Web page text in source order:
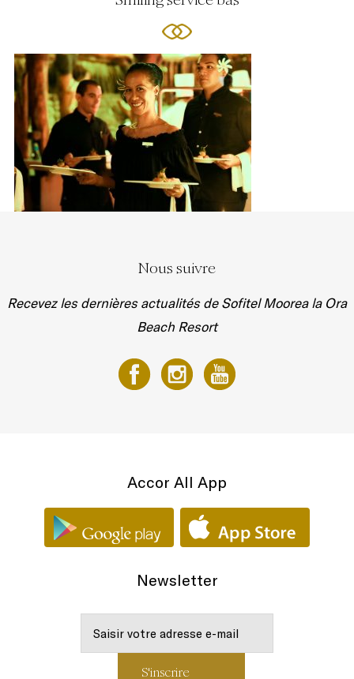
Nous suivre
Recevez les dernières actualités de Sofitel Moorea la Ora
Beach Resort
Accor All App
Newsletter